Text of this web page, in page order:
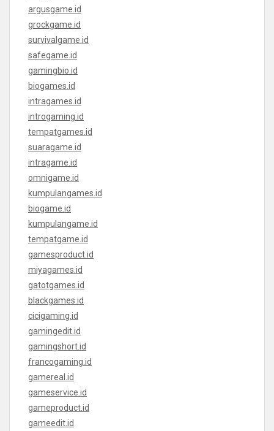
argusgame.id
grockgame.id
survivalgame.id
safegame.id
gamingbio.id
biogames.id
intragames.id
introgaming.id
tempatgames.id
suaragame.id
intragame.id
omnigame.id
kumpulangames.id
biogame.id
kumpulangame.id
tempatgame.id
gamesproduct.id
miyagames.id
gatotgames.id
blackgames.id
cicigaming.id
gamingedit.id
gamingshort.id
francogaming.id
gamereal.id
gameservice.id
gameproduct.id
gameedit.id